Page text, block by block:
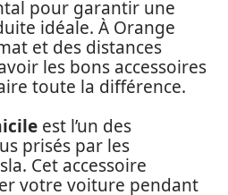
pour garantir une
idéale. À Orange
et des distances
les bons accessoires
toute la différence.
est l’un des
prisés par les
Cet accessoire
votre voiture pendant